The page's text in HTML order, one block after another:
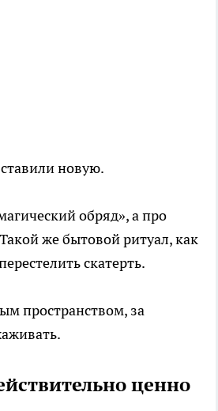
новую.
обряд», а про
же бытовой ритуал, как
скатерть.
пространством, за
ценно